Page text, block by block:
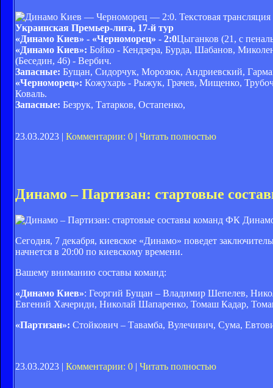
Украинская Премьер-лига, 17-й тур
«Динамо Киев» - «Черноморец» - 2:0Цыганков (21, с
«Динамо Киев»: Бойко - Кендзера, Бурда, Шабанов,
(Беседин, 46) - Вербич.
Запасные: Бущан, Сидорчук, Морозюк, Андриевский,
«Черноморец»: Кожухарь - Рыжук, Грачев, Мищенко,
Коваль.
Запасные: Безрук, Татарков, Остапенко,
23.03.2023 | Комментарии: 0 | Читать полностью
Динамо – Партизан: стартовые
ФК
Сегодня, 7 декабря, киевское «Динамо» поведет
начнется в 20:00 по киевскому времени.
Вашему вниманию составы команд:
«Динамо Киев»: Георгий Бущан – Владимир Шепелев,
Евгений Хачериди, Николай Шапаренко, Томаш Кадар,
«Партизан»: Стойкович – Тавамба, Вулечивич, Сума,
23.03.2023 | Комментарии: 0 | Читать полностью